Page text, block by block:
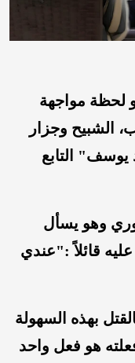
لحظة مواجهة
الشبيح وجزار
التابع
وهو يسأل
عليه قائلاً :"عندي
بهذه السهولة
هو فعل واحد